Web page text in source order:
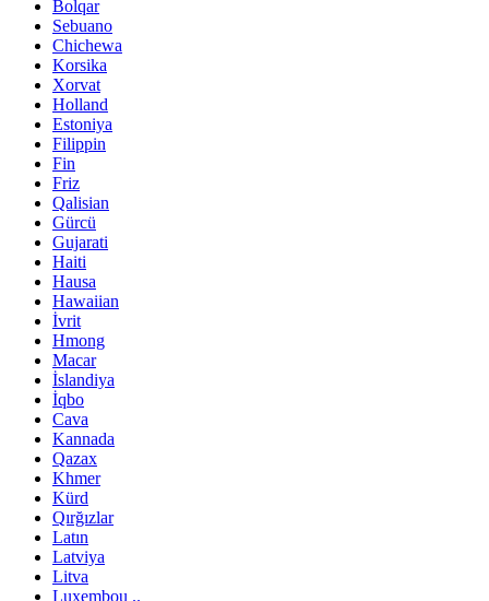
Bolqar
Sebuano
Chichewa
Korsika
Xorvat
Holland
Estoniya
Filippin
Fin
Friz
Qalisian
Gürcü
Gujarati
Haiti
Hausa
Hawaiian
İvrit
Hmong
Macar
İslandiya
İqbo
Cava
Kannada
Qazax
Khmer
Kürd
Qırğızlar
Latın
Latviya
Litva
Luxembou ..